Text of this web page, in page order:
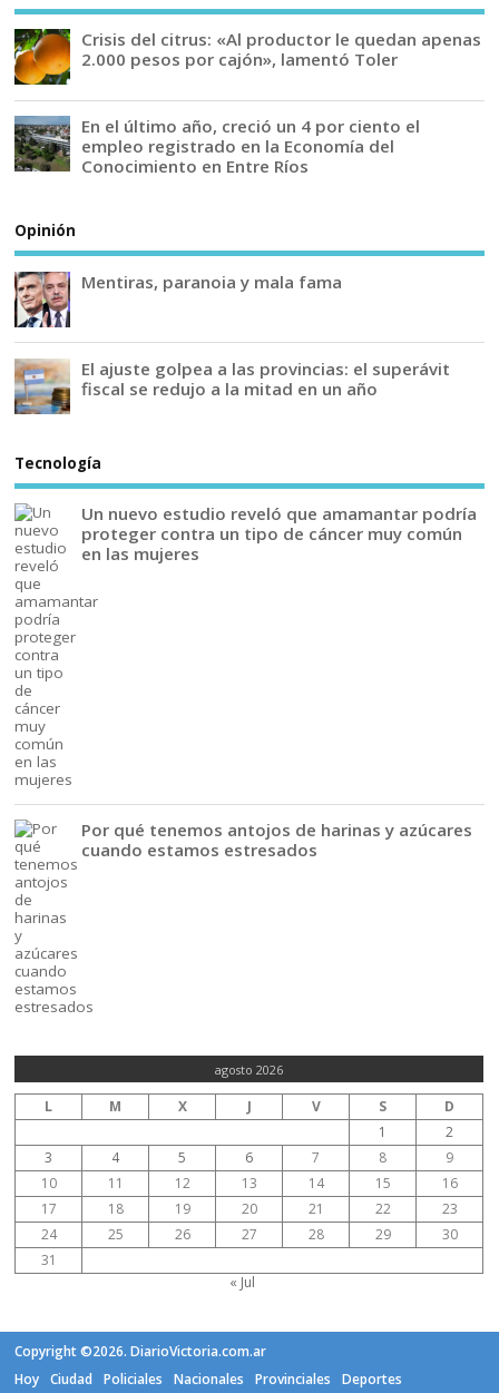
Crisis del citrus: «Al productor le quedan apenas
2.000 pesos por cajón», lamentó Toler
En el último año, creció un 4 por ciento el
empleo registrado en la Economía del
Conocimiento en Entre Ríos
Opinión
Mentiras, paranoia y mala fama
El ajuste golpea a las provincias: el superávit
fiscal se redujo a la mitad en un año
Tecnología
Un nuevo estudio reveló que amamantar podría
proteger contra un tipo de cáncer muy común
en las mujeres
Por qué tenemos antojos de harinas y azúcares
cuando estamos estresados
agosto 2026
L M X J V S
D
1
2
3
4 5 6 7 8
9
10
11 12 13 14 15
16
17
18 19 20 21 22
23
24
25 26 27 28 29
30
31
« Jul
Copyright ©2026. DiarioVictoria.com.ar
Hoy
Ciudad Policiales Nacionales Provinciales Deportes